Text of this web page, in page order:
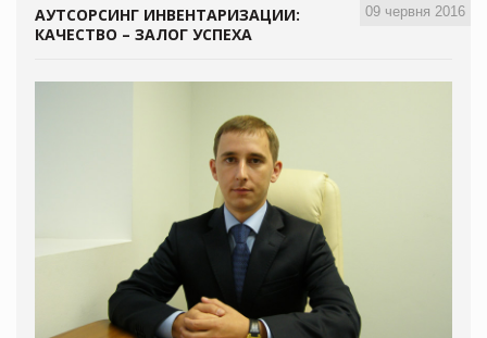
09 червня 2016
АУТСОРСИНГ ИНВЕНТАРИЗАЦИИ:
КАЧЕСТВО – ЗАЛОГ УСПЕХА